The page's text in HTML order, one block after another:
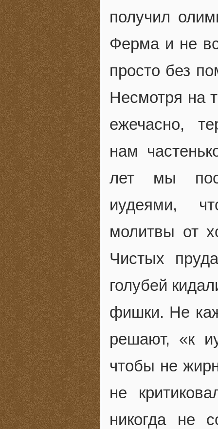
получил
Ферма и не
просто без
Несмотря на
ежечасно,
нам
лет мы
иудеями,
молитвы от
Чистых
голубей
фишки. Не
решают, «к
чтобы не
не
никогда не